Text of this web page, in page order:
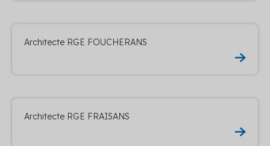
Architecte RGE FOUCHERANS
Architecte RGE FRAISANS